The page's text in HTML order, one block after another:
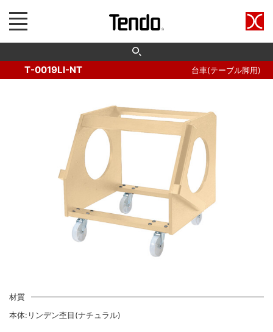
T-0019LI-NT 台車(テーブル脚用)
材質
本体:リンデン杢目(ナチュラル)